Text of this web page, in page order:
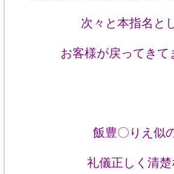
次々と本指名と
お客様が戻ってきて
飯豊〇りえ似
礼儀正しく清楚